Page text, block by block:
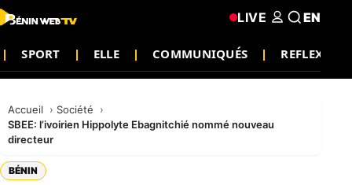
SPORT ELLE COMMUNIQUÉS REFLEXION
LIVE EN
Accueil
Société
SBEE: l’ivoirien Hippolyte Ebagnitchié nommé nouveau
directeur
BÉNIN